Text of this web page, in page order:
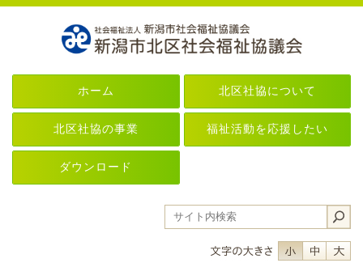
ホーム 北区社協について
北区社協の事業 福祉活動を応援したい
ダウンロード
フォントサイ
フォン